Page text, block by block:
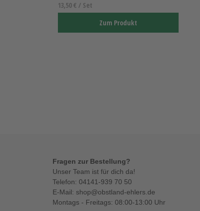
13,50 € / Set
Zum Produkt
Fragen zur Bestellung?
Unser Team ist für dich da!
Telefon: 04141-939 70 50
E-Mail: shop@obstland-ehlers.de
Montags - Freitags: 08:00-13:00 Uhr